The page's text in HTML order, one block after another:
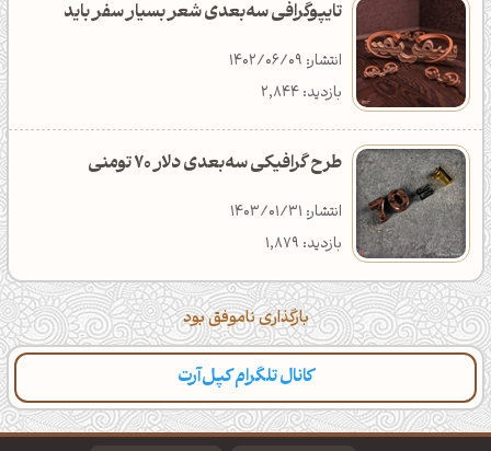
تایپوگرافی سه‌بعدی شعر بسیار سفر باید
انتشار: 1402/06/09
بازدید: 2,844
طرح گرافیکی سه‌بعدی دلار 70 تومنی
انتشار: 1403/01/31
بازدید: 1,879
بارگذاری ناموفق بود
کانال تلگرام کپل‌آرت